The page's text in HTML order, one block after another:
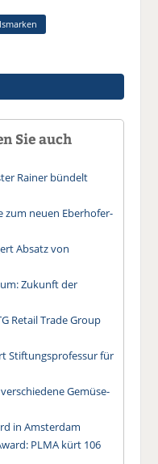
Sie auch
Rainer bündelt
zum neuen Eberhofer-
Absatz von
Zukunft der
Retail Trade Group
Stiftungsprofessur für
Gemüse-
in Amsterdam
PLMA kürt 106